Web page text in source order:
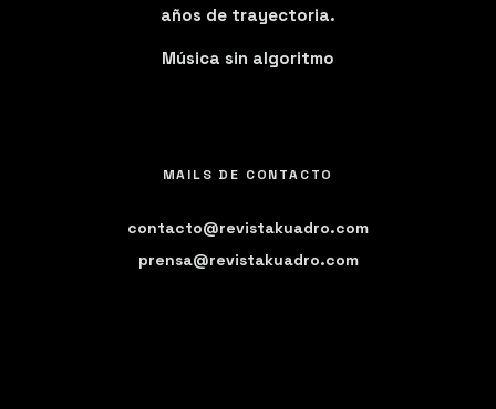
años de trayectoria.
Música sin algoritmo
MAILS DE CONTACTO
contacto@revistakuadro.com
prensa@revistakuadro.com